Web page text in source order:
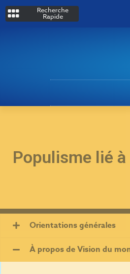
Recherche
Rapide
Populisme lié
Orientations générales
À propos de Vision du